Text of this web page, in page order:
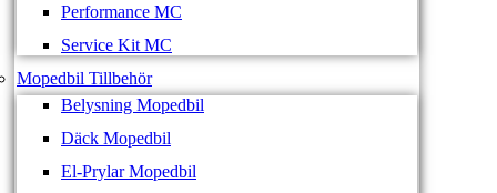
Performance MC
Service Kit MC
Mopedbil Tillbehör
Belysning Mopedbil
Däck Mopedbil
El-Prylar Mopedbil